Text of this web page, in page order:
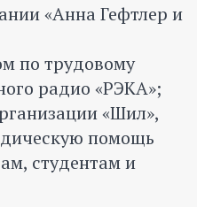
«Анна Гефтлер и
по трудовому
радио «РЭКА»;
«Шил»,
помощь
студентам и